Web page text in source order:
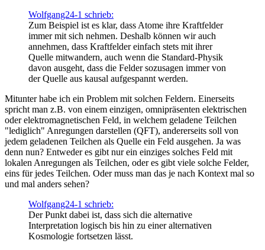
Wolfgang24-1 schrieb:
Zum Beispiel ist es klar, dass Atome ihre Kraftfelder
immer mit sich nehmen. Deshalb können wir auch
annehmen, dass Kraftfelder einfach stets mit ihrer
Quelle mitwandern, auch wenn die Standard-Physik
davon ausgeht, dass die Felder sozusagen immer von
der Quelle aus kausal aufgespannt werden.
Mitunter habe ich ein Problem mit solchen Feldern. Einerseits
spricht man z.B. von einem einzigen, omnipräsenten elektrischen
oder elektromagnetischen Feld, in welchem geladene Teilchen
"lediglich" Anregungen darstellen (QFT), andererseits soll von
jedem geladenen Teilchen als Quelle ein Feld ausgehen. Ja was
denn nun? Entweder es gibt nur ein einziges solches Feld mit
lokalen Anregungen als Teilchen, oder es gibt viele solche Felder,
eins für jedes Teilchen. Oder muss man das je nach Kontext mal so
und mal anders sehen?
Wolfgang24-1 schrieb:
Der Punkt dabei ist, dass sich die alternative
Interpretation logisch bis hin zu einer alternativen
Kosmologie fortsetzen lässt.